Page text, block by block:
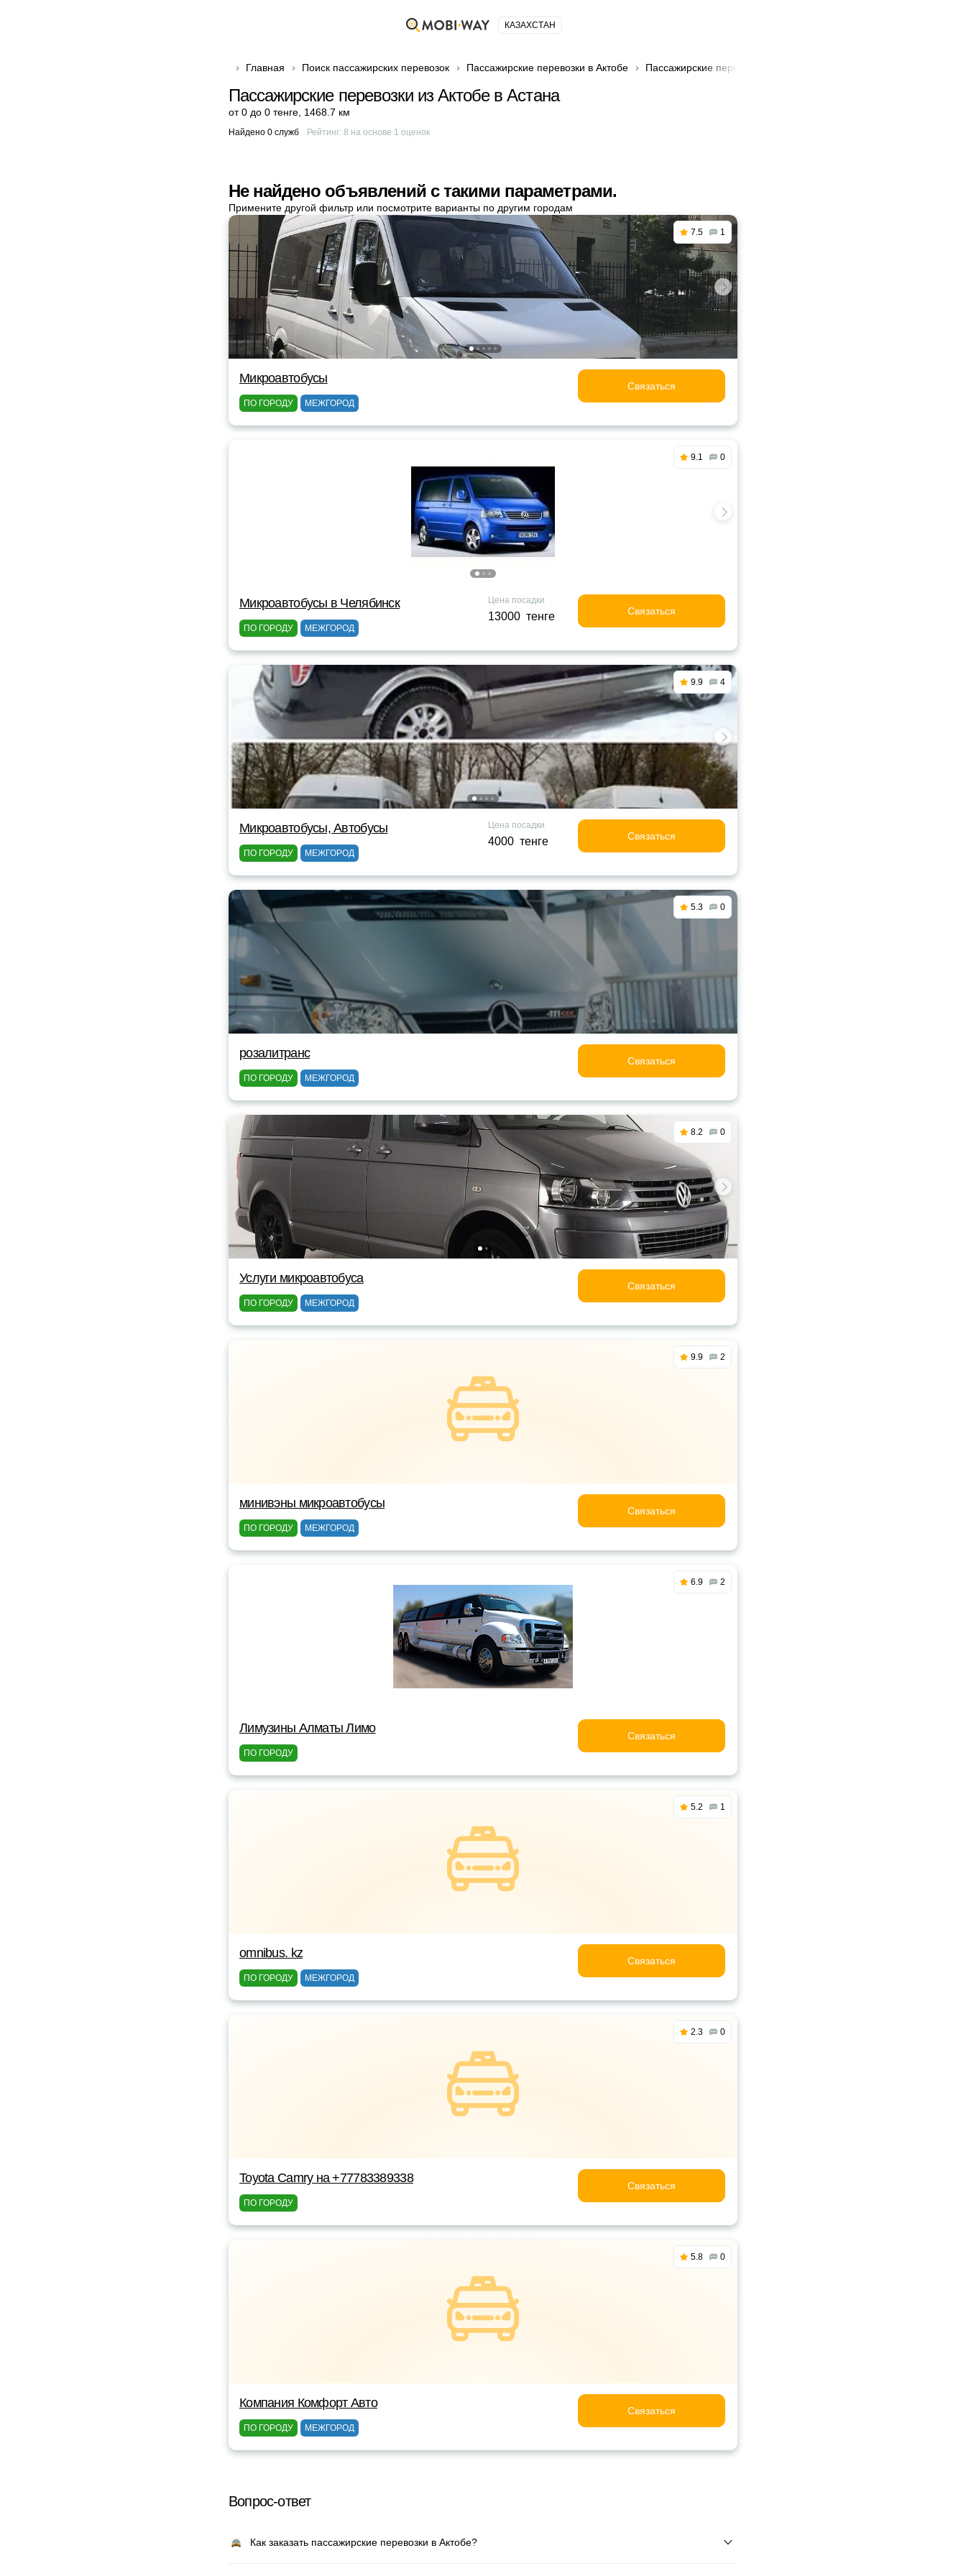
КАЗАХСТАН
Главная Поиск пассажирских перевозок Пассажирские перевозки в Актобе Пассажирские перевозки из Актобе в Астана
Пассажирские перевозки из Актобе в Астана
от 0 до 0 тенге 1468.7 км
Найдено 0 служб Рейтинг: 8 на основе 1 оценок
Не найдено объявлений с такими параметрами.
Примените другой фильтр или посмотрите варианты по другим городам
7.5 1
Микроавтобусы
ПО ГОРОДУ МЕЖГОРОД
Связаться
9.1 0
Микроавтобусы в Челябинск
ПО ГОРОДУ МЕЖГОРОД
Цена посадки
13000 тенге Связаться
9.9 4
Микроавтобусы, Автобусы
ПО ГОРОДУ МЕЖГОРОД
Цена посадки
4000 тенге Связаться
5.3 0
розалитранс
ПО ГОРОДУ МЕЖГОРОД
Связаться
8.2 0
Услуги микроавтобуса
ПО ГОРОДУ МЕЖГОРОД
Связаться
9.9 2
минивэны микроавтобусы
ПО ГОРОДУ МЕЖГОРОД
Связаться
6.9 2
Лимузины Алматы Лимо
ПО ГОРОДУ
Связаться
5.2 1
omnibus. kz
ПО ГОРОДУ МЕЖГОРОД
Связаться
2.3 0
Toyota Camry на +77783389338
ПО ГОРОДУ
Связаться
5.8 0
Компания Комфорт Авто
ПО ГОРОДУ МЕЖГОРОД
Связаться
Вопрос-ответ
Как заказать пассажирские перевозки в Актобе?